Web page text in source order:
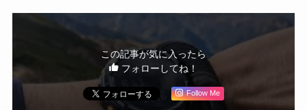
この記事が気に入ったら
フォローしてね！
Follow Me